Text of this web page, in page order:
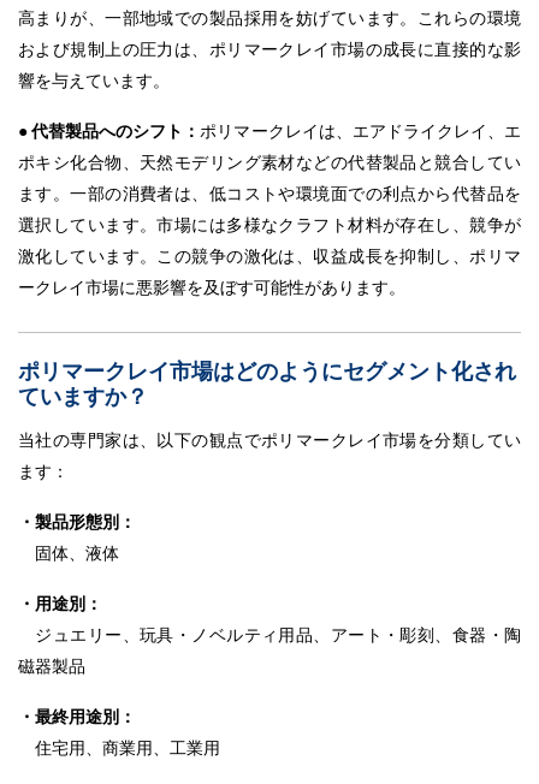
高まりが、一部地域での製品採用を妨げています。これらの環境
および規制上の圧力は、ポリマークレイ市場の成長に直接的な影
響を与えています。
● 代替製品へのシフト：ポリマークレイは、エアドライクレイ、エ
ポキシ化合物、天然モデリング素材などの代替製品と競合してい
ます。一部の消費者は、低コストや環境面での利点から代替品を
選択しています。市場には多様なクラフト材料が存在し、競争が
激化しています。この競争の激化は、収益成長を抑制し、ポリマ
ークレイ市場に悪影響を及ぼす可能性があります。
ポリマークレイ市場はどのようにセグメント化され
ていますか？
当社の専門家は、以下の観点でポリマークレイ市場を分類してい
ます：
・製品形態別：
固体、液体
・用途別：
ジュエリー、玩具・ノベルティ用品、アート・彫刻、食器・陶
磁器製品
・最終用途別：
住宅用、商業用、工業用